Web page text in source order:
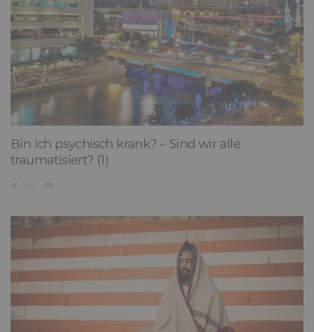
Bin ich psychisch krank? – Sind wir alle
traumatisiert? (1)